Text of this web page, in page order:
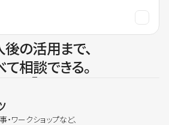
の活用まで、
て相談できる。
ワークショップなど、